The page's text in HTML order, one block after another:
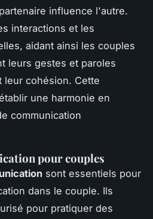
influence l'autre.
interactions et les
aidant ainsi les couples
leurs gestes et paroles
leur cohésion. Cette
une harmonie en
communication
pour couples
sont essentiels pour
dans le couple. Ils
pour pratiquer des